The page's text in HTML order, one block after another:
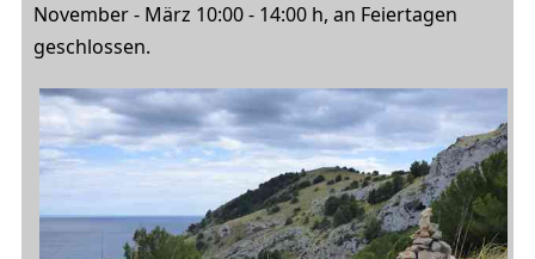
November - März 10:00 - 14:00 h, an Feiertagen
geschlossen.